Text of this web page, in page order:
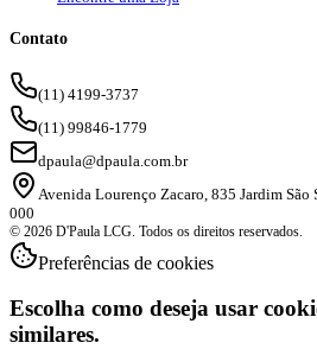
Contato
(11) 4199-3737
(11) 99846-1779
dpaula@dpaula.com.br
Avenida Lourenço Zacaro, 835 Jardim
000
© 2026 D'Paula LCG. Todos os direitos reservados.
Preferências de cookies
Escolha como deseja usar
similares.